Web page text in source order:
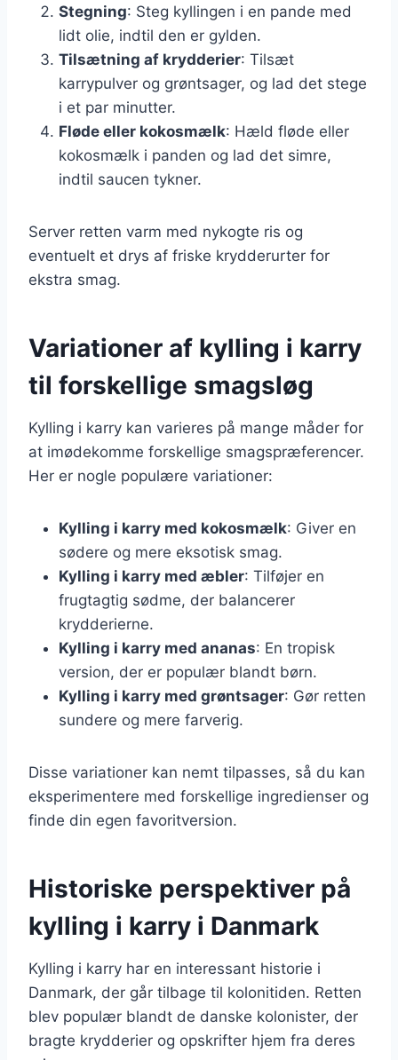
Stegning: Steg kyllingen i en pande med
lidt olie, indtil den er gylden.
Tilsætning af krydderier: Tilsæt
karrypulver og grøntsager, og lad det stege
i et par minutter.
Fløde eller kokosmælk: Hæld fløde eller
kokosmælk i panden og lad det simre,
indtil saucen tykner.
Server retten varm med nykogte ris og
eventuelt et drys af friske krydderurter for
ekstra smag.
Variationer af kylling i karry
til forskellige smagsløg
Kylling i karry kan varieres på mange måder for
at imødekomme forskellige smagspræferencer.
Her er nogle populære variationer:
Kylling i karry med kokosmælk: Giver en
sødere og mere eksotisk smag.
Kylling i karry med æbler: Tilføjer en
frugtagtig sødme, der balancerer
krydderierne.
Kylling i karry med ananas: En tropisk
version, der er populær blandt børn.
Kylling i karry med grøntsager: Gør retten
sundere og mere farverig.
Disse variationer kan nemt tilpasses, så du kan
eksperimentere med forskellige ingredienser og
finde din egen favoritversion.
Historiske perspektiver på
kylling i karry i Danmark
Kylling i karry har en interessant historie i
Danmark, der går tilbage til kolonitiden. Retten
blev populær blandt de danske kolonister, der
bragte krydderier og opskrifter hjem fra deres